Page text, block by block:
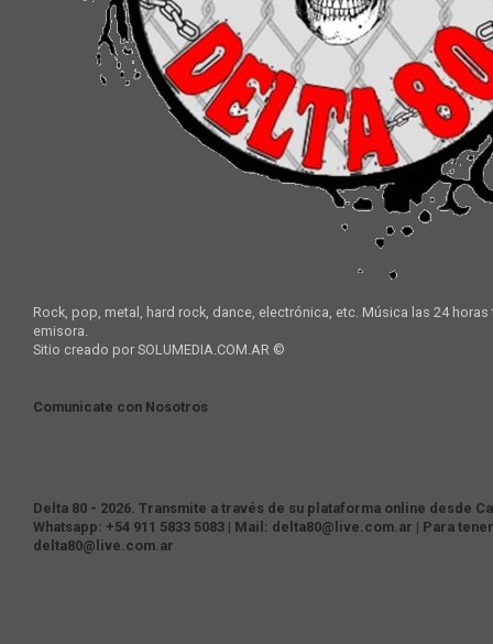
Rock, pop, metal, hard rock, dance, electrónica, etc. Música las 24
emisora.
Sitio creado por SOLUMEDIA.COM.AR ©
Comunicate con Nosotros
Delta 80 - 2026. Transmite a través de su plataforma online desde
Whatsapp: +54 911 5833 5083 | Mail: delta80@live.com.ar | Para
delta80@live.com.ar